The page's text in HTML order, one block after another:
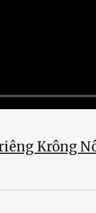
Krông